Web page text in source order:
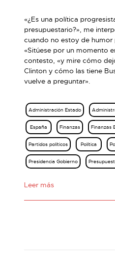
«¿Es una política
presupuestario?», me
cuando no estoy de humor
«Sitúese por un momento
contesto, «y mire cómo
Clinton y cómo las tiene
vuelve a preguntar».
Administración Estado
España Finanzas Finanzas
Partidos políticos Política
Presidencia Gobierno
Leer más